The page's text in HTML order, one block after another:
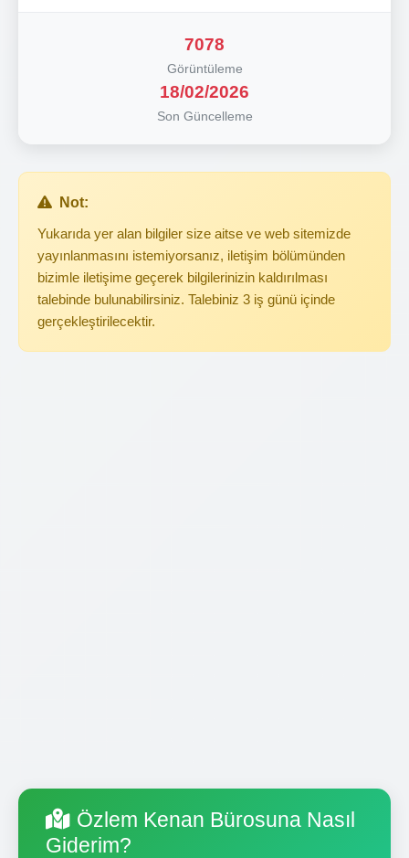
7078
Görüntüleme
18/02/2026
Son Güncelleme
Not:
Yukarıda yer alan bilgiler size aitse ve web sitemizde
yayınlanmasını istemiyorsanız, iletişim bölümünden
bizimle iletişime geçerek bilgilerinizin kaldırılması
talebinde bulunabilirsiniz. Talebiniz 3 iş günü içinde
gerçekleştirilecektir.
Özlem Kenan Bürosuna Nasıl
Giderim?